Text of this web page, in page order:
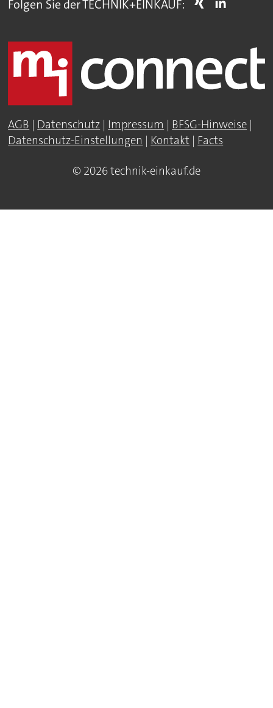
Folgen Sie der TECHNIK+EINKAUF:
AGB | Datenschutz | Impressum | BFSG-Hinweise |
Datenschutz-Einstellungen | Kontakt | Facts
© 2026 technik-einkauf.de